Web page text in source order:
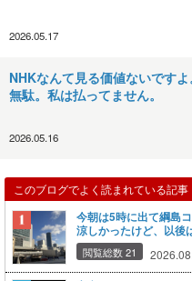
2026.05.17
NHKなんて見る価値ないです
無駄。私は払ってません。
2026.05.16
このブログでよく読まれている記事
今朝は5時に出て綱島
涼しかったけど、以後
閲覧総数 21